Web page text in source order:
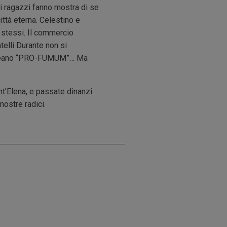
ragazzi fanno mostra di se
eterna. Celestino e
stessi. Il commercio
Durante non si
“PRO-FUMUM”… Ma
e passate dinanzi
radici.